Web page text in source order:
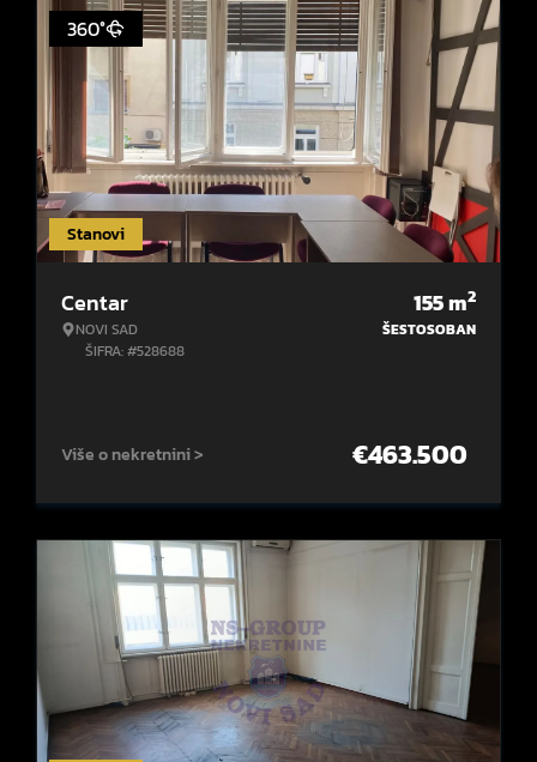
Stanovi
360°
Centar
NOVI SAD
ŠIFRA: #528688
155m2
ŠESTOSOBAN
Više o nekretnini > €463.500